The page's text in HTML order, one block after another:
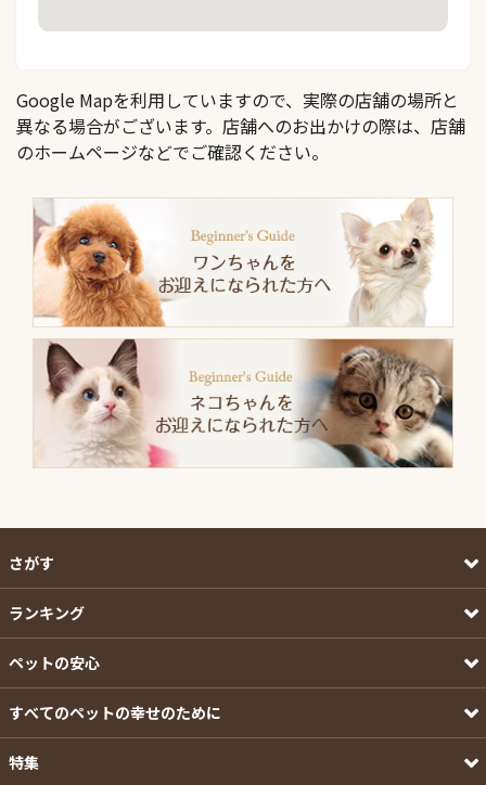
Google Mapを利用していますので、実際の店舗の場所と
異なる場合がございます。店舗へのお出かけの際は、店舗
のホームページなどでご確認ください。
さがす
ランキング
ペットの安心
すべてのペットの幸せのために
特集